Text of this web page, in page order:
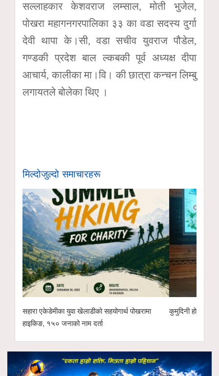
सल्लाहकार केशवराज लम्साल, मोती भुजेल,
पोखरा महागनगरपालिका ३३ का वडा सदस्य दुर्गा
देवी थापा के।सी, वडा सचीव युवराज पौडेल,
गण्डकी प्रदेश बाल ल्कबकी पूर्व अध्यक्ष दीपा
आचार्य, कालीका मा।वि। की छात्रा कन्चन लिम्बु
लगायतले बोलेका थिए ।
मिल्दोजुल्दो समाचारहरू
सहारा एकेडेमीका युवा खेलाडीको सहयोगार्थ पोखरामा
हाइकिङ, १५० जनाको नाम दर्ता
कुमुदिनी होम्समा